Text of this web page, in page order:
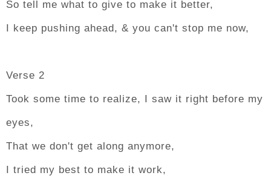
So tell me what to give to make it better,
I keep pushing ahead, & you can't stop me now,
Verse 2
Took some time to realize, I saw it right before my
eyes,
That we don't get along anymore,
I tried my best to make it work,